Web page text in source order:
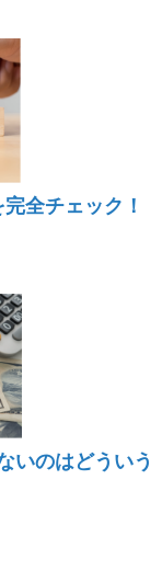
全チェック！
いのはどういう